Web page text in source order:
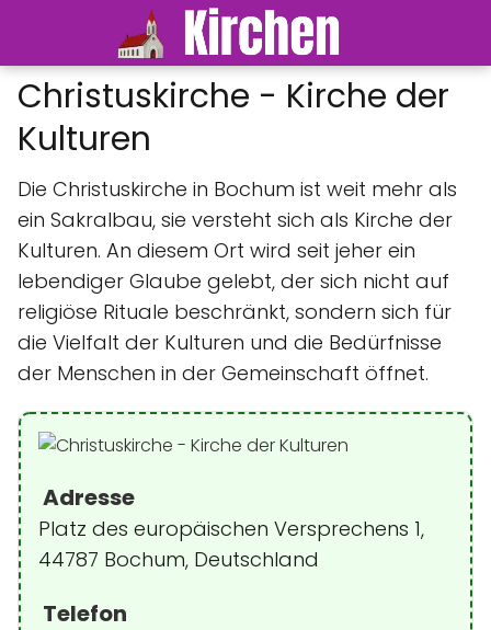
Christuskirche - Kirche der
Kulturen
Die Christuskirche in Bochum ist weit mehr als
ein Sakralbau, sie versteht sich als Kirche der
Kulturen. An diesem Ort wird seit jeher ein
lebendiger Glaube gelebt, der sich nicht auf
religiöse Rituale beschränkt, sondern sich für
die Vielfalt der Kulturen und die Bedürfnisse
der Menschen in der Gemeinschaft öffnet.
Adresse
Platz des europäischen Versprechens 1,
44787 Bochum, Deutschland
Telefon